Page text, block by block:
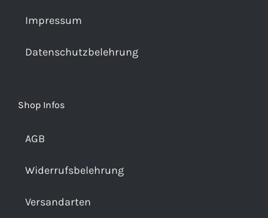
Impressum
Datenschutzbelehrung
Shop Infos
AGB
Widerrufsbelehrung
Versandarten